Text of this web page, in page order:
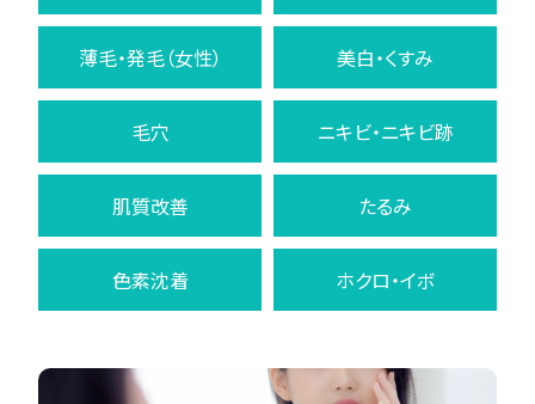
薄毛・発毛（女性） 美白・くすみ
毛穴 ニキビ・ニキビ跡
肌質改善 たるみ
色素沈着 ホクロ・イボ